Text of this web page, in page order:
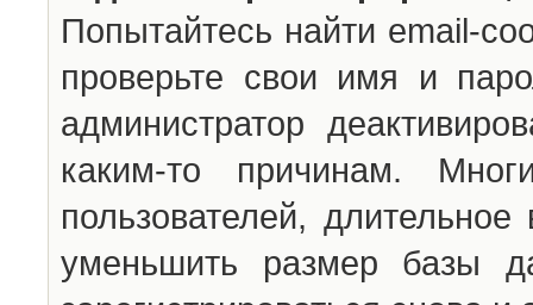
Попытайтесь найти email-
проверьте свои имя и
администратор
каким-то причинам.
пользователей,
уменьшить размер базы